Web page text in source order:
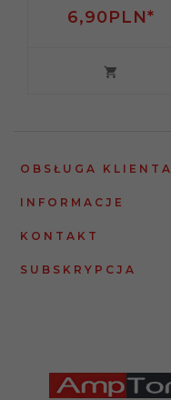
6,90PLN*
OBSŁUGA KLIENTA
INFORMACJE
KONTAKT
SUBSKRYPCJA